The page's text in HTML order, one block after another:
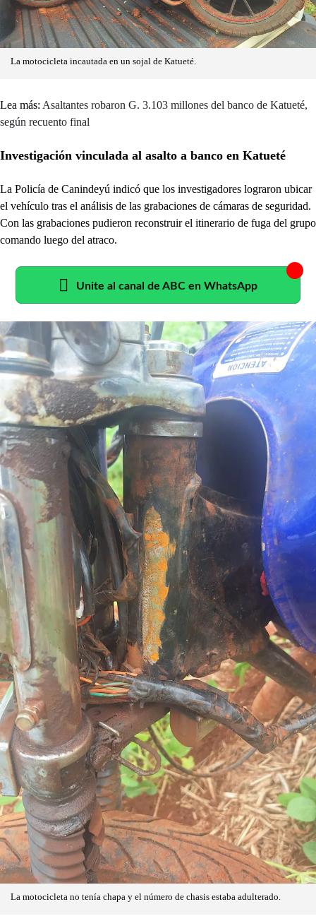
La motocicleta incautada en un sojal de Katueté.
Lea más: Asaltantes robaron G. 3.103 millones del banco de Katueté,
según recuento final
Investigación vinculada al asalto a banco en Katueté
La Policía de Canindeyú indicó que los investigadores lograron ubicar
el vehículo tras el análisis de las grabaciones de cámaras de seguridad.
Con las grabaciones pudieron reconstruir el itinerario de fuga del grupo
comando luego del atraco.
Unite al canal de ABC en WhatsApp
La motocicleta no tenía chapa y el número de chasis estaba adulterado.